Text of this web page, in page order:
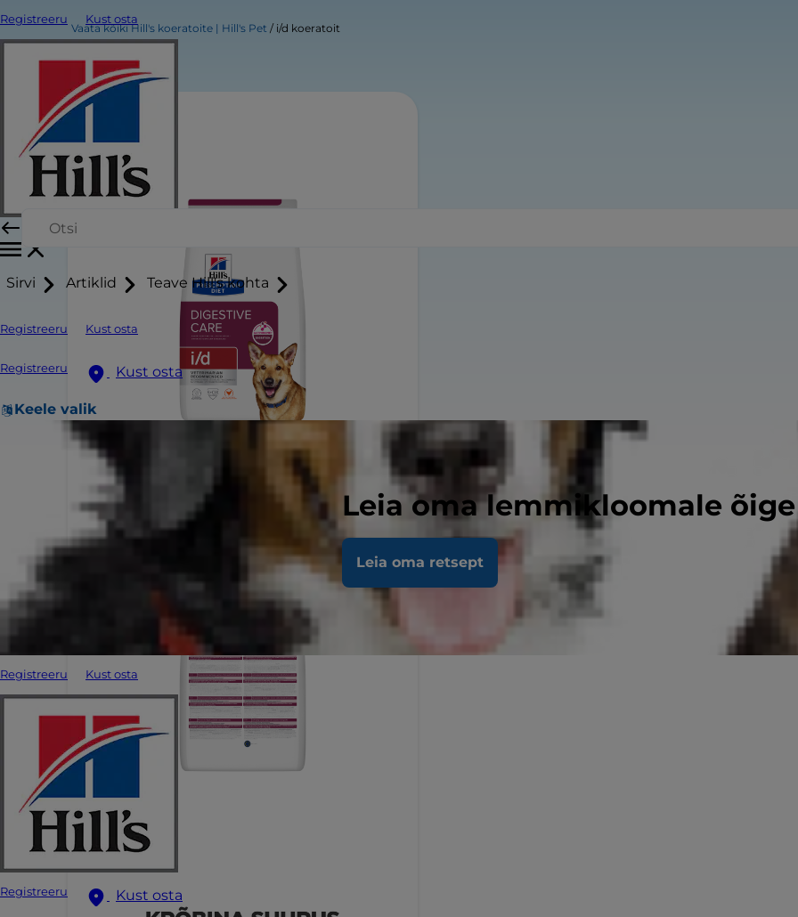
Registreeru Kust osta
Sirvi Artiklid Teave Hill's kohta
Registreeru Kust osta
Registreeru Kust osta
Keele valik
Leia oma lemmikloomale
Leia oma retsept
Registreeru Kust osta
Registreeru Kust osta
Vaata kõiki Hill's koeratoite | Hill's Pet i/d koeratoit